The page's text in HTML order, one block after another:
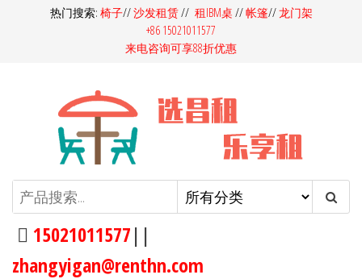
热门搜索: 椅子//沙发租赁// 租IBM桌 //帐篷//龙门架
+86 15021011577
来电咨询可享88折优惠
昌租会务家具租赁-桌椅租赁-高档
沙发租赁-吧桌吧椅租赁-展览展会
家具租赁
昌租会务一站式家具租赁平
台，多快好省选昌租会务！同
15021011577||
zhangyigan@renthn.com